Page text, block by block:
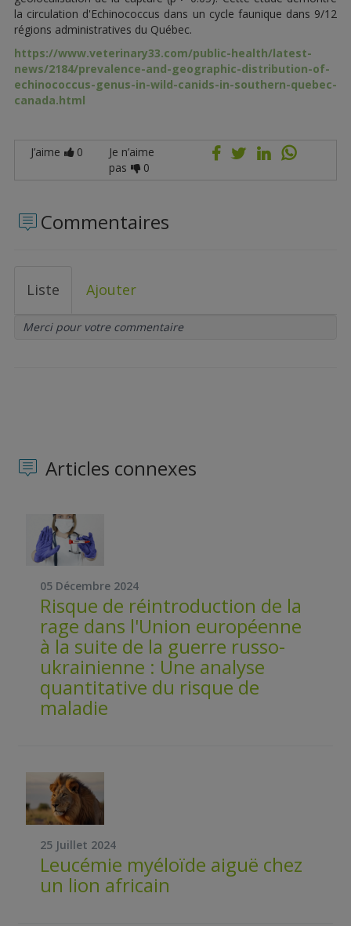
la circulation d'Echinococcus dans un cycle faunique dans 9/12
régions administratives du Québec.
https://www.veterinary33.com/public-health/latest-
news/2184/prevalence-and-geographic-distribution-of-
echinococcus-genus-in-wild-canids-in-southern-quebec-
canada.html
J’aime 0
Je n’aime
pas
0
Commentaires
Liste Ajouter
Merci pour votre commentaire
Articles connexes
05 Décembre 2024
Risque de réintroduction de la
rage dans l'Union européenne
à la suite de la guerre russo-
ukrainienne : Une analyse
quantitative du risque de
maladie
25 Juillet 2024
Leucémie myéloïde aiguë chez
un lion africain